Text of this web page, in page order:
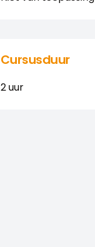
Cursusduur
2 uur